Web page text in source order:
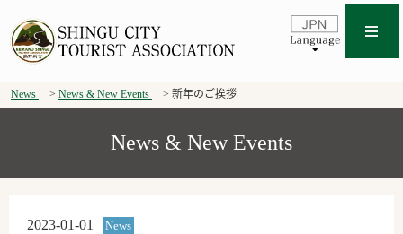
News News & New Events 新年のご挨拶
News & New Events
2023-01-01 News